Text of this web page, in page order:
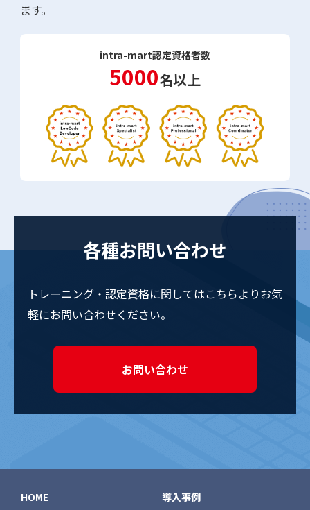
ます。
intra-mart認定資格者数
5000名以上
各種お問い合わせ
トレーニング・認定資格に関してはこちらよりお気
軽にお問い合わせください。
お問い合わせ
HOME 導入事例